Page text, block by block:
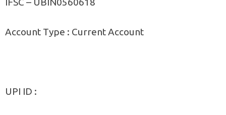
Account Type : Current Account
UPI ID :